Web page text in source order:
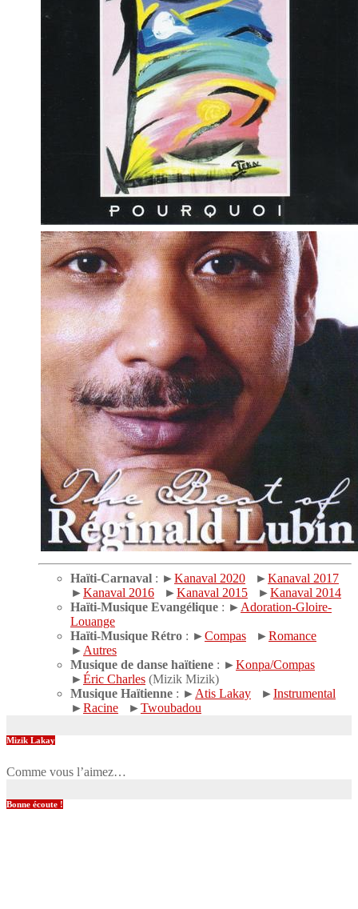
Haïti-Carnaval : ►Kanaval 2020 ►Kanaval 2017
►Kanaval 2016 ►Kanaval 2015 ►Kanaval 2014
Haïti-Musique Evangélique : ► Adoration-Gloire-
Louange
Haïti-Musique Rétro : ►Compas ►Romance
► Autres
Musique de danse haïtiene : ►Konpa/Compas
►Éric Charles (Mizik Mizik)
Musique Haïtienne : ► Atis Lakay ►Instrumental
►Racine ►Twoubadou
Mizik Lakay
Comme vous l’aimez…
Bonne écoute !